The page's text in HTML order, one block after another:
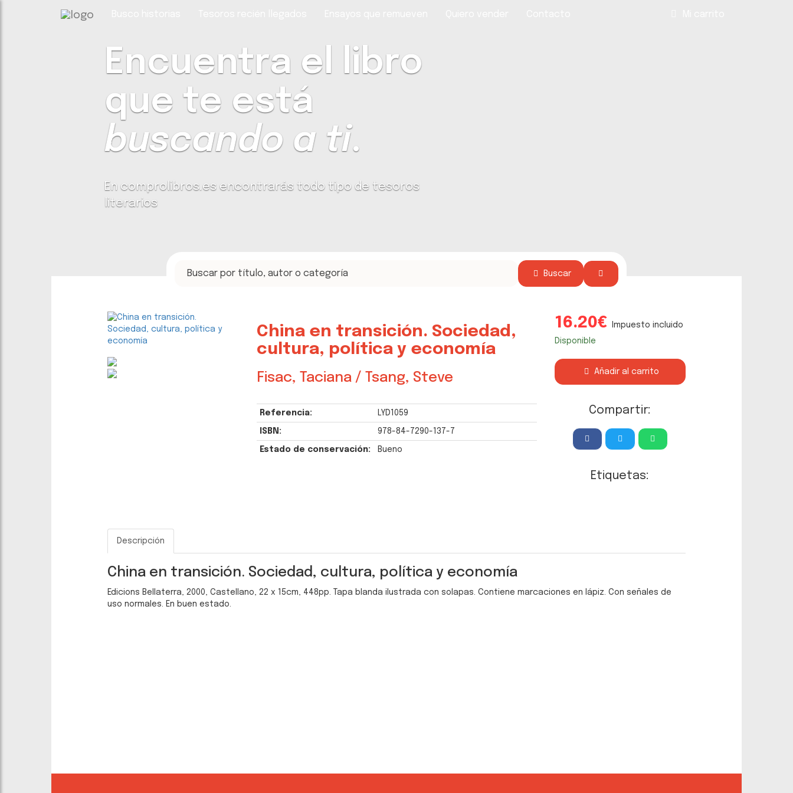
Encuentra el libro
que te está
buscando a ti.
En comprolibros.es encontrarás todo tipo de tesoros
literarios
Buscar
China en transición. Sociedad,
cultura, política y economía
Fisac, Taciana / Tsang, Steve
Referencia: LYD1059
ISBN: 978-84-7290-137-7
Estado de conservación: Bueno
16.20€
Impuesto incluido
Disponible
Añadir al carrito
Compartir:
Etiquetas:
Descripción
China en transición. Sociedad, cultura, política y economía
Edicions Bellaterra, 2000, Castellano, 22 x 15cm, 448pp. Tapa blanda ilustrada con solapas. Contiene marcaciones en lápiz. Con señales de
uso normales. En buen estado.